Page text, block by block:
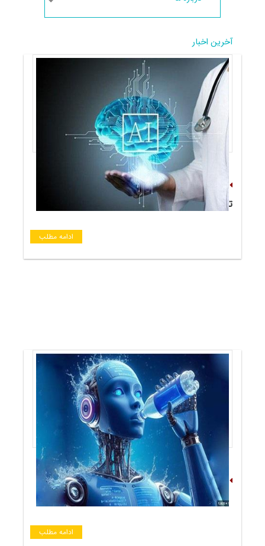
آخرین اخبار
اختراع سیستم مبتنی بر هوش مصنوعی برای
تشخیص و تسكین كولیك نوزادان
ادامه مطلب
هوش مصنوعی هم آب میخورد
ادامه مطلب